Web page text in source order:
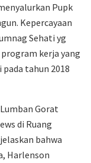
Pupk
Kepercayaan
Sehati yg
kerja yang
tahun 2018
Gorat
di Ruang
bahwa
Harlenson